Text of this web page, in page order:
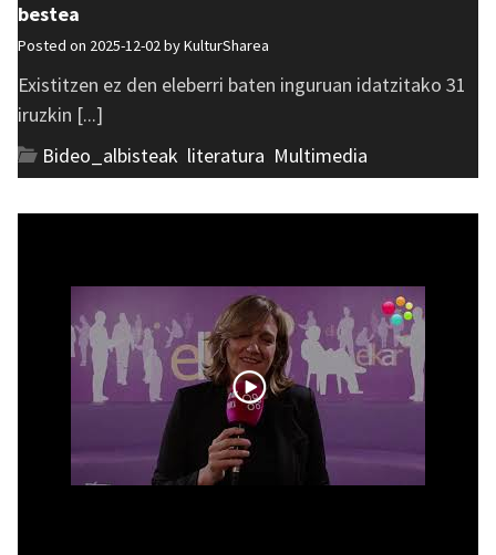
bestea
Posted on 2025-12-02 byKulturSharea
Existitzen ez den eleberri baten inguruan idatzitako 31
iruzkin [...]
Bideo_albisteak literatura Multimedia